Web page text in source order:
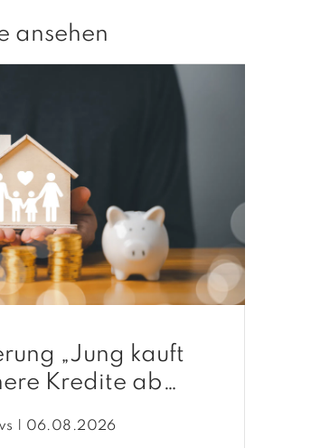
ansehen
„Jung kauft
Kredite ab
| 06.08.2026